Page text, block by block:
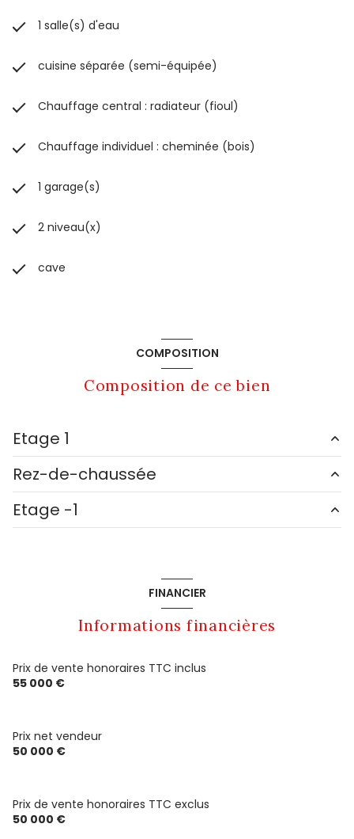
1 salle(s) d'eau
cuisine séparée (semi-équipée)
Chauffage central : radiateur (fioul)
Chauffage individuel : cheminée (bois)
1 garage(s)
2 niveau(x)
cave
COMPOSITION
Composition de ce bien
Etage 1
Comble
Rez-de-chaussée
cuisine
salon/sejour
chambre
Etage -1
FINANCIER
Informations financières
Prix de vente honoraires TTC inclus
55 000 €
Prix net vendeur
50 000 €
Prix de vente honoraires TTC exclus
50 000 €